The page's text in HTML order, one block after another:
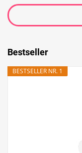
Bestseller
BESTSELLER NR. 1